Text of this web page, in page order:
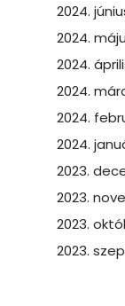
2024.
2024.
2024.
2024.
2024.
2024.
2023.
2023.
2023.
2023.